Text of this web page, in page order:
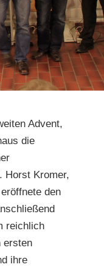
Advent,
die
Horst Kromer,
den
reichlich
ersten
ihre